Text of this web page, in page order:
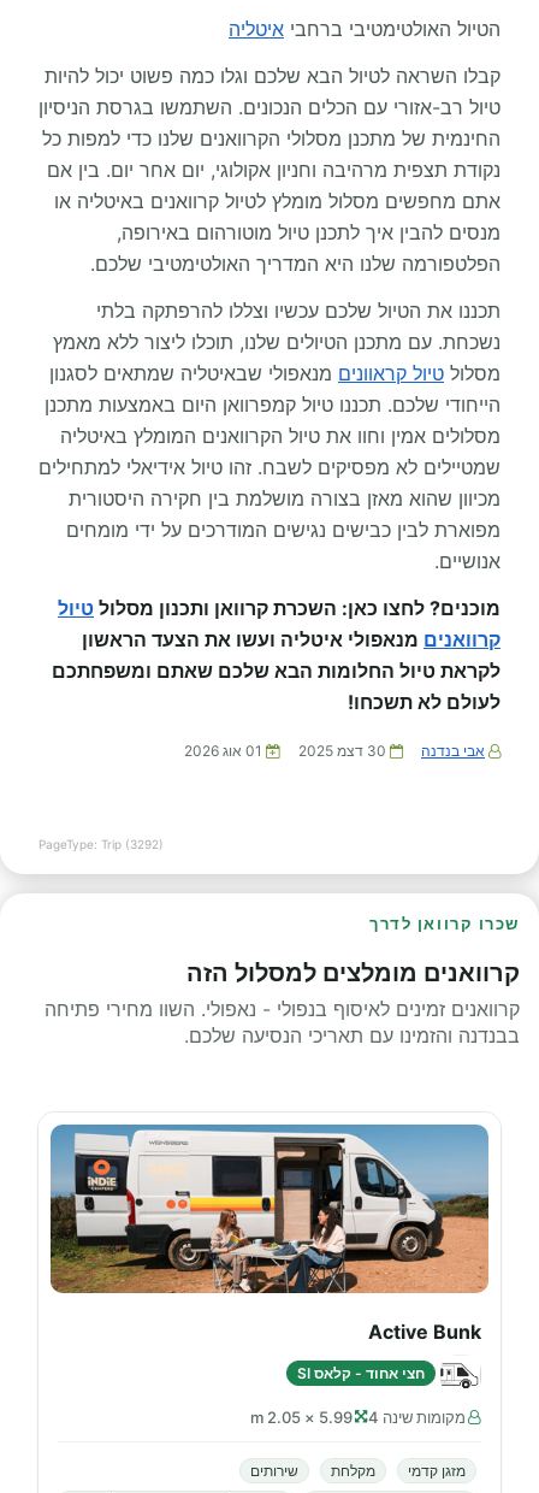
הטיול האולטימטיבי ברחבי איטליה
קבלו השראה לטיול הבא שלכם וגלו כמה פשוט יכול להיות
טיול רב-אזורי עם הכלים הנכונים. השתמשו בגרסת הניסיון
החינמית של מתכנן מסלולי הקרוואנים שלנו כדי למפות כל
נקודת תצפית מרהיבה וחניון אקולוגי, יום אחר יום. בין אם
אתם מחפשים מסלול מומלץ לטיול קרוואנים באיטליה או
מנסים להבין איך לתכנן טיול מוטורהום באירופה,
הפלטפורמה שלנו היא המדריך האולטימטיבי שלכם.
תכננו את הטיול שלכם עכשיו וצללו להרפתקה בלתי
נשכחת. עם מתכנן הטיולים שלנו, תוכלו ליצור ללא מאמץ
מסלול טיול קראוונים מנאפולי שבאיטליה שמתאים לסגנון
הייחודי שלכם. תכננו טיול קמפרוואן היום באמצעות מתכנן
מסלולים אמין וחוו את טיול הקרוואנים המומלץ באיטליה
שמטיילים לא מפסיקים לשבח. זהו טיול אידיאלי למתחילים
מכיוון שהוא מאזן בצורה מושלמת בין חקירה היסטורית
מפוארת לבין כבישים נגישים המודרכים על ידי מומחים
אנושיים.
מוכנים? לחצו כאן: השכרת קרוואן ותכנון מסלול טיול
קרוואנים מנאפולי איטליה ועשו את הצעד הראשון
לקראת טיול החלומות הבא שלכם שאתם ומשפחתכם
לעולם לא תשכחו!
אבי בנדנה 30 דצמ 2025 01 אוג 2026
PageType: Trip (3292)
שכרו קרוואן לדרך
קרוואנים מומלצים למסלול הזה
קרוואנים זמינים לאיסוף בנפולי - נאפולי. השוו מחירי פתיחה
בבנדנה והזמינו עם תאריכי הנסיעה שלכם.
Active Bunk
חצי אחוד - קלאס SI
מקומות שינה 4 5.99 × 2.05 m
מזגן קדמי מקלחת
שירותים